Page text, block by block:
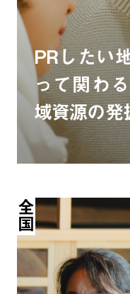
PRしたい
って関わ
域資源の
全国